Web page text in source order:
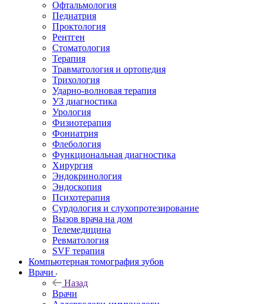
Офтальмология
Педиатрия
Проктология
Рентген
Стоматология
Терапия
Травматология и ортопедия
Трихология
Ударно-волновая терапия
УЗ диагностика
Урология
Физиотерапия
Фониатрия
Флебология
Функциональная диагностика
Хирургия
Эндокринология
Эндоскопия
Психотерапия
Сурдология и слухопротезирование
Вызов врача на дом
Телемедицина
Ревматология
SVF терапия
Компьютерная томография зубов
Врачи
Назад
Врачи